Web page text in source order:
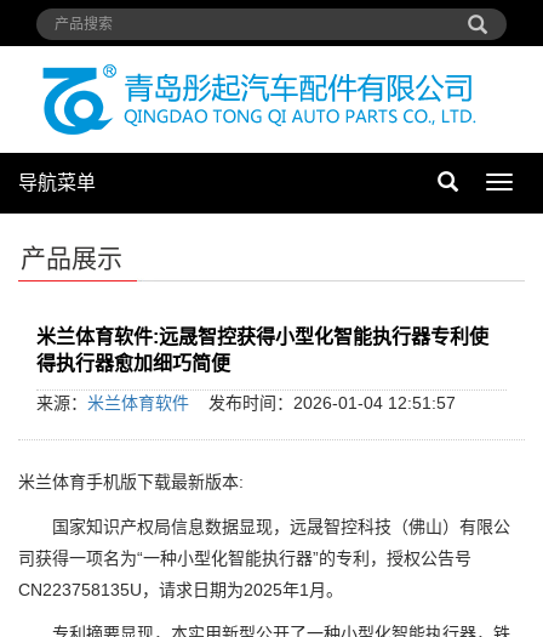
导
导航菜单
产品展示
米兰体育软件:远晟智控获得小型化智能执行器专利使
得执行器愈加细巧简便
来源： 米兰体育软件 发布时间：2026-01-04 12:51:57
米兰体育手机版下载最新版本:
国家知识产权局信息数据显现，远晟智控科技（佛山）有限公
司获得一项名为“一种小型化智能执行器”的专利，授权公告号
CN223758135U，请求日期为2025年1月。